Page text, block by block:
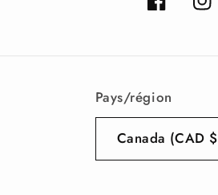
Facebook
Pays/région
Canada (CAD